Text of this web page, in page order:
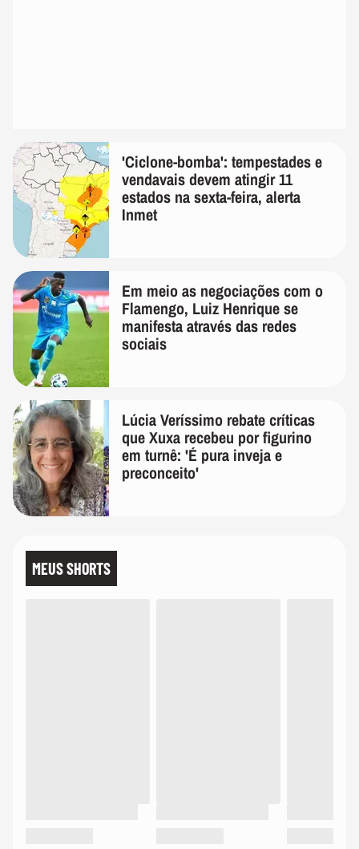
'Ciclone-bomba': tempestades e
vendavais devem atingir 11
estados na sexta-feira, alerta
Inmet
Em meio as negociações com o
Flamengo, Luiz Henrique se
manifesta através das redes
sociais
Lúcia Veríssimo rebate críticas
que Xuxa recebeu por figurino
em turnê: 'É pura inveja e
preconceito'
MEUS SHORTS